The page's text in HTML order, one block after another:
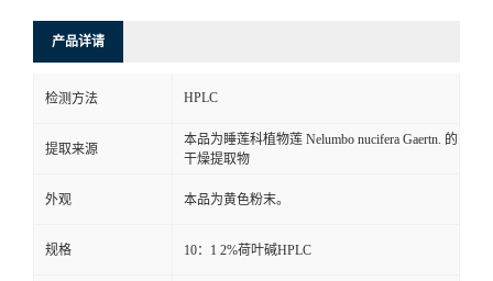
产品详请
检测方法 HPLC
提取来源
本品为睡莲科植物莲 Nelumbo nucifera Gaertn. 的
干燥提取物
外观 本品为黄色粉末。
规格 10：1 2%荷叶碱HPLC